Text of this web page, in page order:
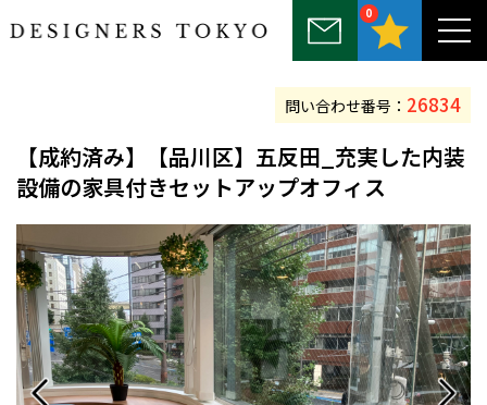
0
～25坪 25坪～50坪 50坪～75坪
75坪～100坪
【成約済み】【品川区】五反田_充実した内装
設備の家具付きセットアップオフィス
問い合わせ番号： 26834